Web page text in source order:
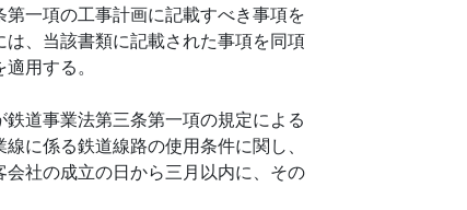
一項の工事計画に記載すべき事項を
、当該書類に記載された事項を同項
用する。
道事業法第三条第一項の規定による
に係る鉄道線路の使用条件に関し、
社の成立の日から三月以内に、その